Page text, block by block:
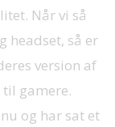
Når vi så
headset, så er
version af
gamere.
og har sat et